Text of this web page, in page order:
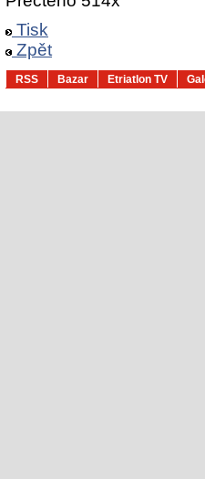
Tisk
Zpět
RSS Bazar Etriatlon TV